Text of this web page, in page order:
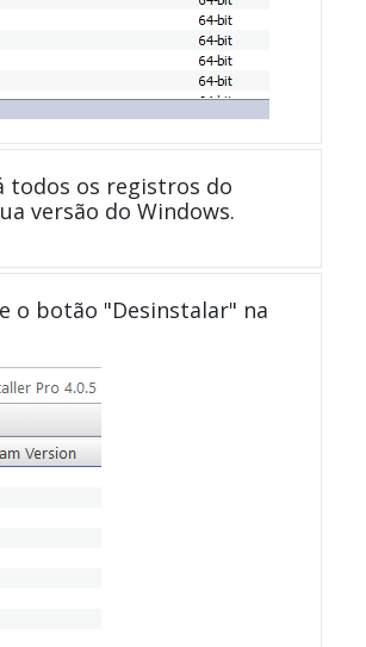
todos os registros do
versão do Windows.
o botão "Desinstalar" na